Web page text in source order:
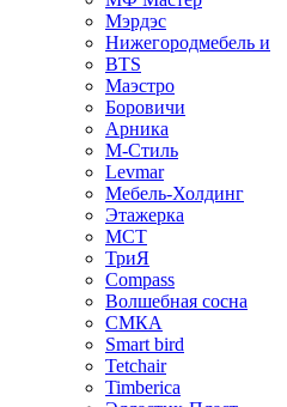
Мэрдэс
Нижегородмебель и
BTS
Маэстро
Боровичи
Арника
М-Стиль
Levmar
Мебель-Холдинг
Этажерка
МСТ
ТриЯ
Compass
Волшебная сосна
СМКА
Smart bird
Tetchair
Timberica